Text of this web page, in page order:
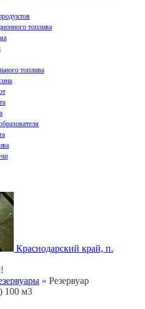
топлива
топлива
Краснодарский край, п.
» Резервуар
100 м3